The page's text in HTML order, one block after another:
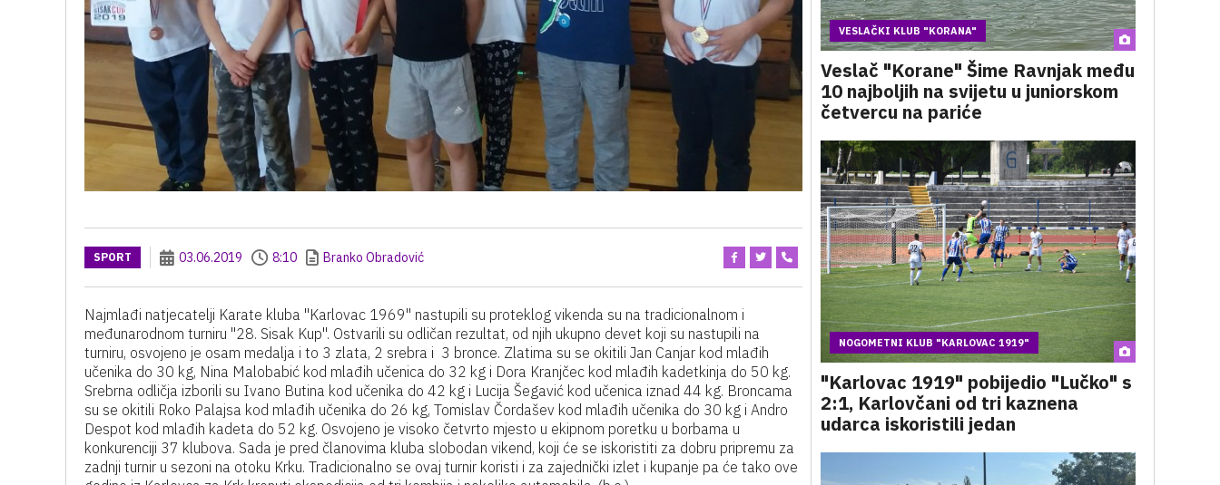
SPORT 03.06.2019 8:10 Branko Obradović
Najmlađi natjecatelji Karate kluba "Karlovac 1969" nastupili su proteklog vikenda su na tradicionalnom i
međunarodnom turniru "28. Sisak Kup". Ostvarili su odličan rezultat, od njih ukupno devet koji su nastupili na
turniru, osvojeno je osam medalja i to 3 zlata, 2 srebra i 3 bronce. Zlatima su se okitili Jan Canjar kod mlađih
učenika do 30 kg, Nina Malobabić kod mlađih učenica do 32 kg i Dora Kranjčec kod mlađih kadetkinja do 50 kg.
Srebrna odličja izborili su Ivano Butina kod učenika do 42 kg i Lucija Šegavić kod učenica iznad 44 kg. Broncama
su se okitili Roko Palajsa kod mlađih učenika do 26 kg, Tomislav Čordašev kod mlađih učenika do 30 kg i Andro
Despot kod mlađih kadeta do 52 kg. Osvojeno je visoko četvrto mjesto u ekipnom poretku u borbama u
konkurenciji 37 klubova. Sada je pred članovima kluba slobodan vikend, koji će se iskoristiti za dobru pripremu za
zadnji turnir u sezoni na otoku Krku. Tradicionalno se ovaj turnir koristi i za zajednički izlet i kupanje pa će tako ove
VESLAČKI KLUB "KORANA"
Veslač "Korane" Šime Ravnjak među
10 najboljih na svijetu u juniorskom
četvercu na pariće
NOGOMETNI KLUB "KARLOVAC 1919"
"Karlovac 1919" pobijedio "Lučko" s
2:1, Karlovčani od tri kaznena
udarca iskoristili jedan